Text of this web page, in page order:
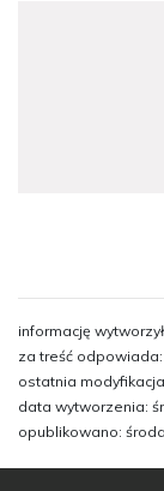
informację
za treść odpowiada:
ostatnia
data wytworzenia:
opublikowano: